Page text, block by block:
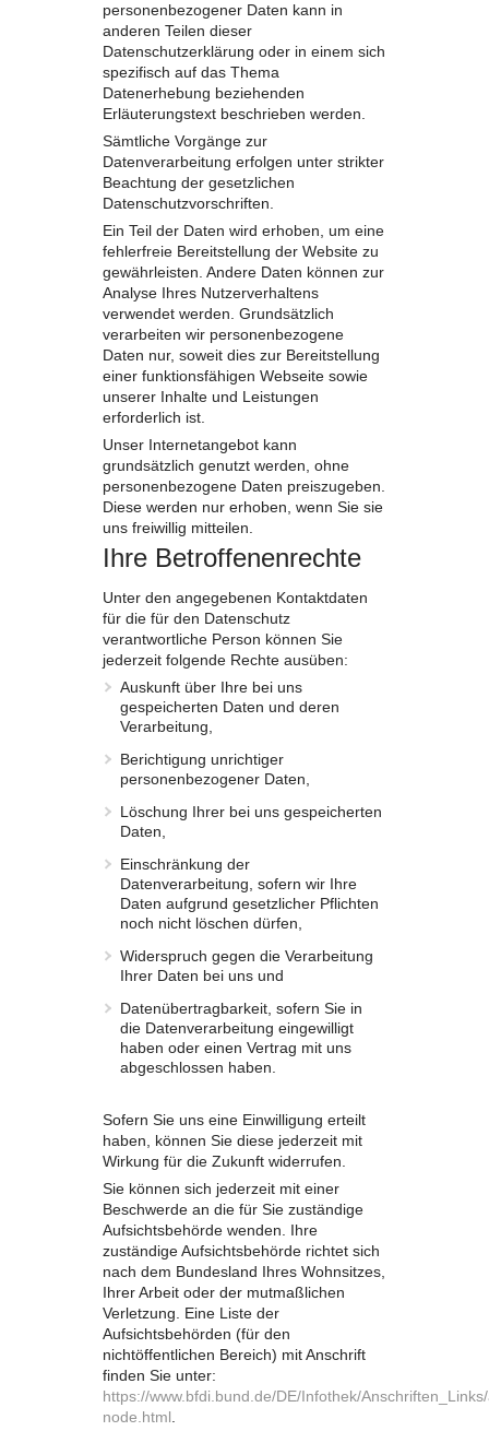
personenbezogener Daten kann in
anderen Teilen dieser
Datenschutzerklärung oder in einem sich
spezifisch auf das Thema
Datenerhebung beziehenden
Erläuterungstext beschrieben werden.
Sämtliche Vorgänge zur
Datenverarbeitung erfolgen unter strikter
Beachtung der gesetzlichen
Datenschutzvorschriften.
Ein Teil der Daten wird erhoben, um eine
fehlerfreie Bereitstellung der Website zu
gewährleisten. Andere Daten können zur
Analyse Ihres Nutzerverhaltens
verwendet werden. Grundsätzlich
verarbeiten wir personenbezogene
Daten nur, soweit dies zur Bereitstellung
einer funktionsfähigen Webseite sowie
unserer Inhalte und Leistungen
erforderlich ist.
Unser Internetangebot kann
grundsätzlich genutzt werden, ohne
personenbezogene Daten preiszugeben.
Diese werden nur erhoben, wenn Sie sie
uns freiwillig mitteilen.
Ihre Betroffenenrechte
Unter den angegebenen Kontaktdaten
für die für den Datenschutz
verantwortliche Person können Sie
jederzeit folgende Rechte ausüben:
Auskunft über Ihre bei uns
gespeicherten Daten und deren
Verarbeitung,
Berichtigung unrichtiger
personenbezogener Daten,
Löschung Ihrer bei uns gespeicherten
Daten,
Einschränkung der
Datenverarbeitung, sofern wir Ihre
Daten aufgrund gesetzlicher Pflichten
noch nicht löschen dürfen,
Widerspruch gegen die Verarbeitung
Ihrer Daten bei uns und
Datenübertragbarkeit, sofern Sie in
die Datenverarbeitung eingewilligt
haben oder einen Vertrag mit uns
abgeschlossen haben.
Sofern Sie uns eine Einwilligung erteilt
haben, können Sie diese jederzeit mit
Wirkung für die Zukunft widerrufen.
Sie können sich jederzeit mit einer
Beschwerde an die für Sie zuständige
Aufsichtsbehörde wenden. Ihre
zuständige Aufsichtsbehörde richtet sich
nach dem Bundesland Ihres Wohnsitzes,
Ihrer Arbeit oder der mutmaßlichen
Verletzung. Eine Liste der
Aufsichtsbehörden (für den
nichtöffentlichen Bereich) mit Anschrift
finden Sie unter:
https://www.bfdi.bund.de/DE/Infothek/
node.html.